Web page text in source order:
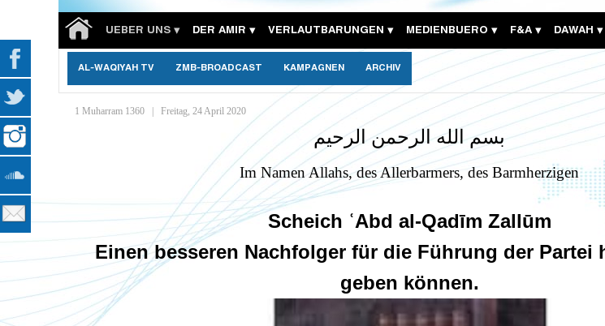
UEBER UNS DER AMIR VERLAUTBARUNGEN MEDIENBUERO F&A DAWAH
AL-WAQIYAH TV ZMB-BROADCAST KAMPAGNEN ARCHIV
1 Muharram 1360 Freitag, 24 April 2020
بسم الله الرحمن الرحيم
Im Namen Allahs, des Allerbarmers, des Barmherzigen
Scheich ʿAbd al-Qadīm Zallūm
Einen besseren Nachfolger für die Führung der Partei
geben können.